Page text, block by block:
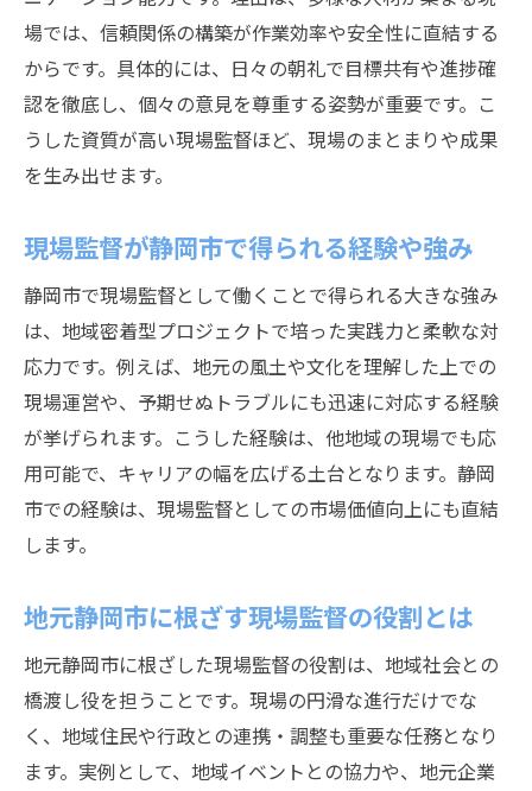
場では、信頼関係の構築が作業効率や安全性に直結する
からです。具体的には、日々の朝礼で目標共有や進捗確
認を徹底し、個々の意見を尊重する姿勢が重要です。こ
うした資質が高い現場監督ほど、現場のまとまりや成果
を生み出せます。
現場監督が静岡市で得られる経験や強み
静岡市で現場監督として働くことで得られる大きな強み
は、地域密着型プロジェクトで培った実践力と柔軟な対
応力です。例えば、地元の風土や文化を理解した上での
現場運営や、予期せぬトラブルにも迅速に対応する経験
が挙げられます。こうした経験は、他地域の現場でも応
用可能で、キャリアの幅を広げる土台となります。静岡
市での経験は、現場監督としての市場価値向上にも直結
します。
地元静岡市に根ざす現場監督の役割とは
地元静岡市に根ざした現場監督の役割は、地域社会との
橋渡し役を担うことです。現場の円滑な進行だけでな
く、地域住民や行政との連携・調整も重要な任務となり
ます。実例として、地域イベントとの協力や、地元企業